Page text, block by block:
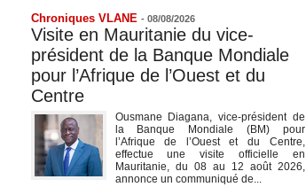
Chroniques VLANE - 08/08/2026
Visite en Mauritanie du vice-
président de la Banque Mondiale
pour l’Afrique de l’Ouest et du
Centre
Ousmane Diagana, vice-président de
la Banque Mondiale (BM) pour
l’Afrique de l’Ouest et du Centre,
effectue une visite officielle en
Mauritanie, du 08 au 12 août 2026,
annonce un communiqué de...